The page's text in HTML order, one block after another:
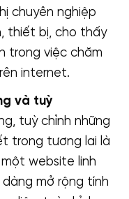
chuyên nghiệp
thiết bị, cho thấy
trong việc chăm
internet.
và tuỳ
tuỳ chỉnh những
trong tương lai là
website linh
mở rộng tính